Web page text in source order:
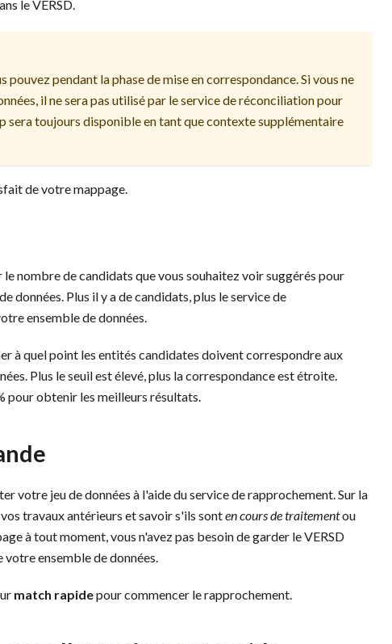
le VERSD.
pendant la phase de mise en correspondance. Si vous ne
il ne sera pas utilisé par le service de réconciliation pour
sera toujours disponible en tant que contexte supplémentaire
de votre mappage.
nombre de candidats que vous souhaitez voir suggérés pour
données. Plus il y a de candidats, plus le service de
ensemble de données.
à quel point les entités candidates doivent correspondre aux
Plus le seuil est élevé, plus la correspondance est étroite.
pour obtenir les meilleurs résultats.
votre jeu de données à l'aide du service de rapprochement. Sur la
travaux antérieurs et savoir s'ils sonten cours de traitementou
à tout moment, vous n'avez pas besoin de garder le VERSD
ensemble de données.
match rapidepour commencer le rapprochement.